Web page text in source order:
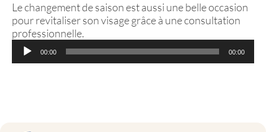
Le changement de saison est aussi une belle occasion
pour revitaliser son visage grâce à une consultation
professionnelle.
Lecteur
audio
00:00 00:00